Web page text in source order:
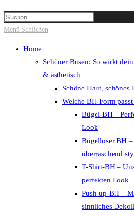
Suche
umschalten
the
panel.
Menü Schließen
Home
Schöner Busen: So wirkt
& ästhetisch
Schöne Haut, schönes
Welche BH-Form
Bügel-BH –
Look
Bügelloser BH
überraschend
T-Shirt-BH –
perfekten Look
Push-up-BH –
sinnliches